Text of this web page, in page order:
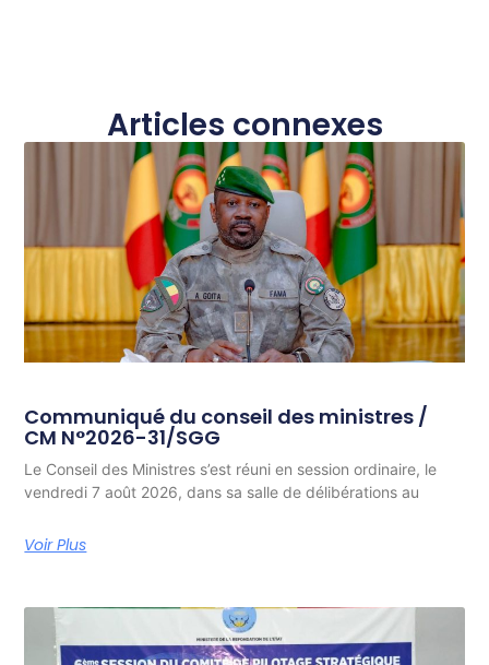
Articles connexes
Communiqué du conseil des ministres /
CM N°2026-31/SGG
Le Conseil des Ministres s’est réuni en session ordinaire, le
vendredi 7 août 2026, dans sa salle de délibérations au
Voir Plus